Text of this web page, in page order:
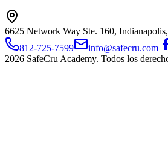
6625 Network Way Ste. 160,
812-725-7599
info@safecru.com
2026 SafeCru Academy. Todos los